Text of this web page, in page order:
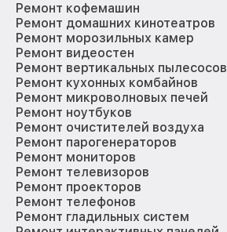
Ремонт кофемашин
Ремонт домашних кинотеатров
Ремонт морозильных камер
Ремонт видеостен
Ремонт вертикальных пылесосов
Ремонт кухонных комбайнов
Ремонт микроволновых печей
Ремонт ноутбуков
Ремонт очистителей воздуха
Ремонт парогенераторов
Ремонт мониторов
Ремонт телевизоров
Ремонт проекторов
Ремонт телефонов
Ремонт гладильных систем